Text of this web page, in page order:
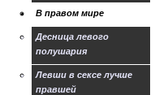
В правом мире
Десница левого
полушария
Левши в сексе лучше
правшей